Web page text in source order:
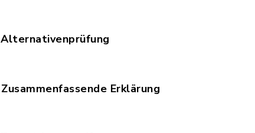
Alternativenprüfung
Zusammenfassende Erklärung